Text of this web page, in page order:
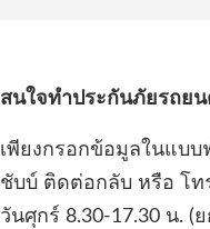
สนใจทำประกันภัยรถย
เพียงกรอกข้อมูลในแบ
ชับบ์ ติดต่อกลับ หรือ โท
วันศุกร์ 8.30-17.30 น. (